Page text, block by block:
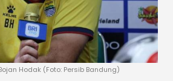
Hodak (Foto: Persib Bandung)